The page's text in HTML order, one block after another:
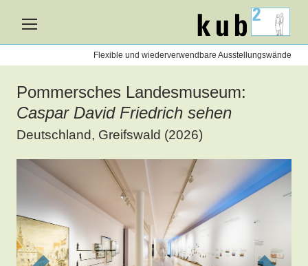
kub2
Flexible und wiederverwendbare Ausstellungswände
Pommersches Landesmuseum:
Caspar David Friedrich sehen
Deutschland, Greifswald (2026)